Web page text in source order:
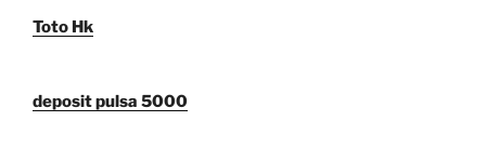
Toto Hk
deposit pulsa 5000